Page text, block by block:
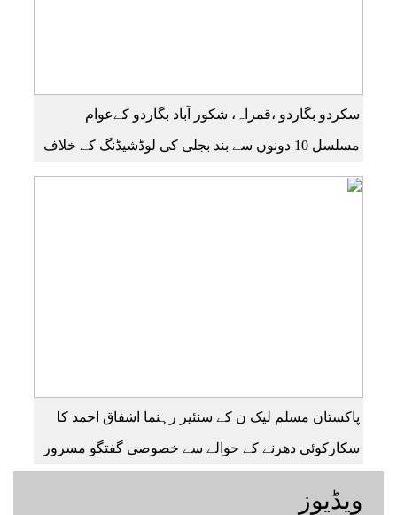
سکردو بگاردو ،قمراہ، شکور آباد بگاردو کےعوام
مسلسل 10 دونوں سے بند بجلی کی لوڈشیڈنگ کے خلاف
جے ایس آر روڈ پر احتجاجی مظاہرہ راولپنڈی سکردو
پاکستان مسلم لیک ن کے سنئیر رہنما اشفاق احمد کا
سکارکوئی دھرنے کے حوالے سے خصوصی گفتگو مسرور
ویڈیوز